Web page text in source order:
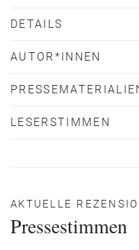
DETAILS
AUTOR*INNEN
LESERSTIMMEN
AKTUELLE
Pressestimmen